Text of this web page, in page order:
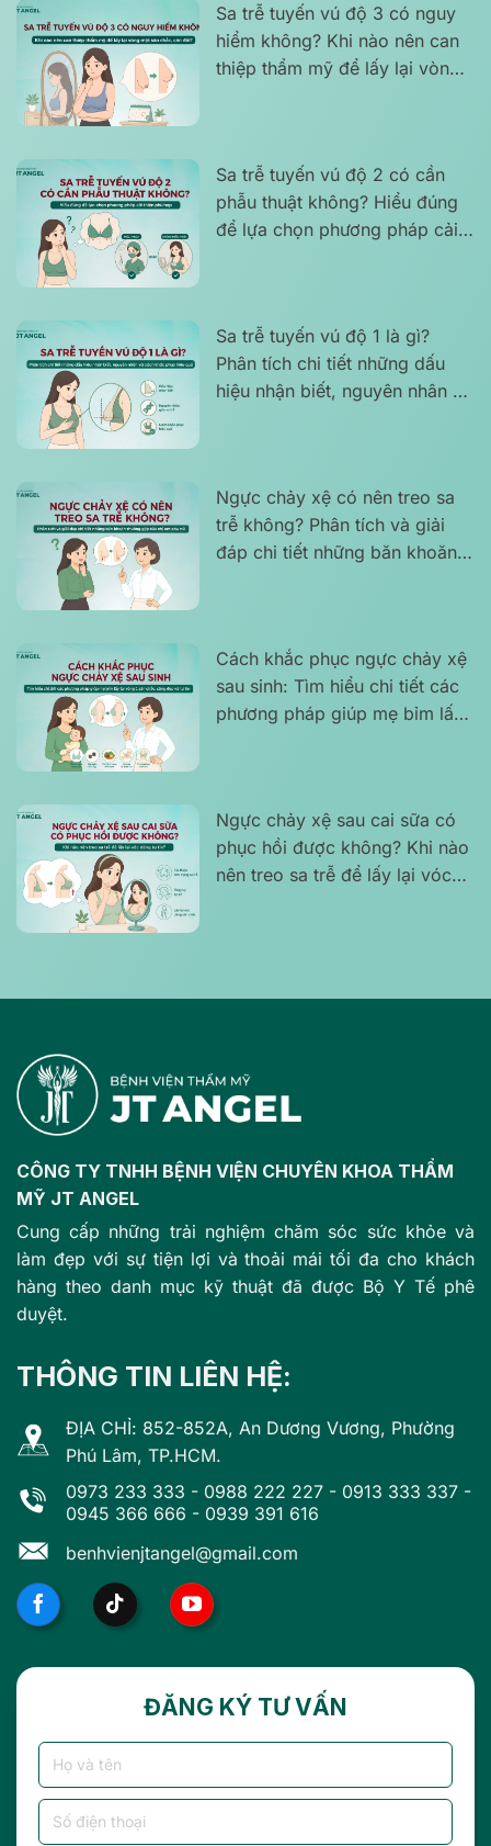
Sa trễ tuyến vú độ 3 có nguy
hiểm không? Khi nào nên can
thiệp thẩm mỹ để lấy lại vòng
Sa trễ tuyến vú độ 2 có cần
phẫu thuật không? Hiểu đúng
để lựa chọn phương pháp cải
Sa trễ tuyến vú độ 1 là gì?
Phân tích chi tiết những dấu
hiệu nhận biết, nguyên nhân và
Ngực chảy xệ có nên treo sa
trễ không? Phân tích và giải
đáp chi tiết những băn khoăn
Cách khắc phục ngực chảy xệ
sau sinh: Tìm hiểu chi tiết các
phương pháp giúp mẹ bỉm lấy
Ngực chảy xệ sau cai sữa có
phục hồi được không? Khi nào
nên treo sa trễ để lấy lại vóc
CÔNG TY TNHH BỆNH VIỆN CHUYÊN KHOA THẨM
MỸ JT ANGEL
Cung cấp những trải nghiệm chăm sóc sức khỏe và
làm đẹp với sự tiện lợi và thoải mái tối đa cho khách
hàng theo danh mục kỹ thuật đã được Bộ Y Tế phê
duyệt.
THÔNG TIN LIÊN HỆ:
ĐỊA CHỈ: 852-852A, An Dương Vương, Phường
Phú Lâm, TP.HCM.
0973 233 333 - 0988 222 227 - 0913 333 337 -
0945 366 666 - 0939 391 616
benhvienjtangel@gmail.com
ĐĂNG KÝ TƯ VẤN